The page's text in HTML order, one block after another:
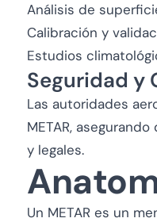
Análisis de
Calibración y
Estudios
Seguridad y
Las autoridades
METAR,
y legales.
Un METAR es un